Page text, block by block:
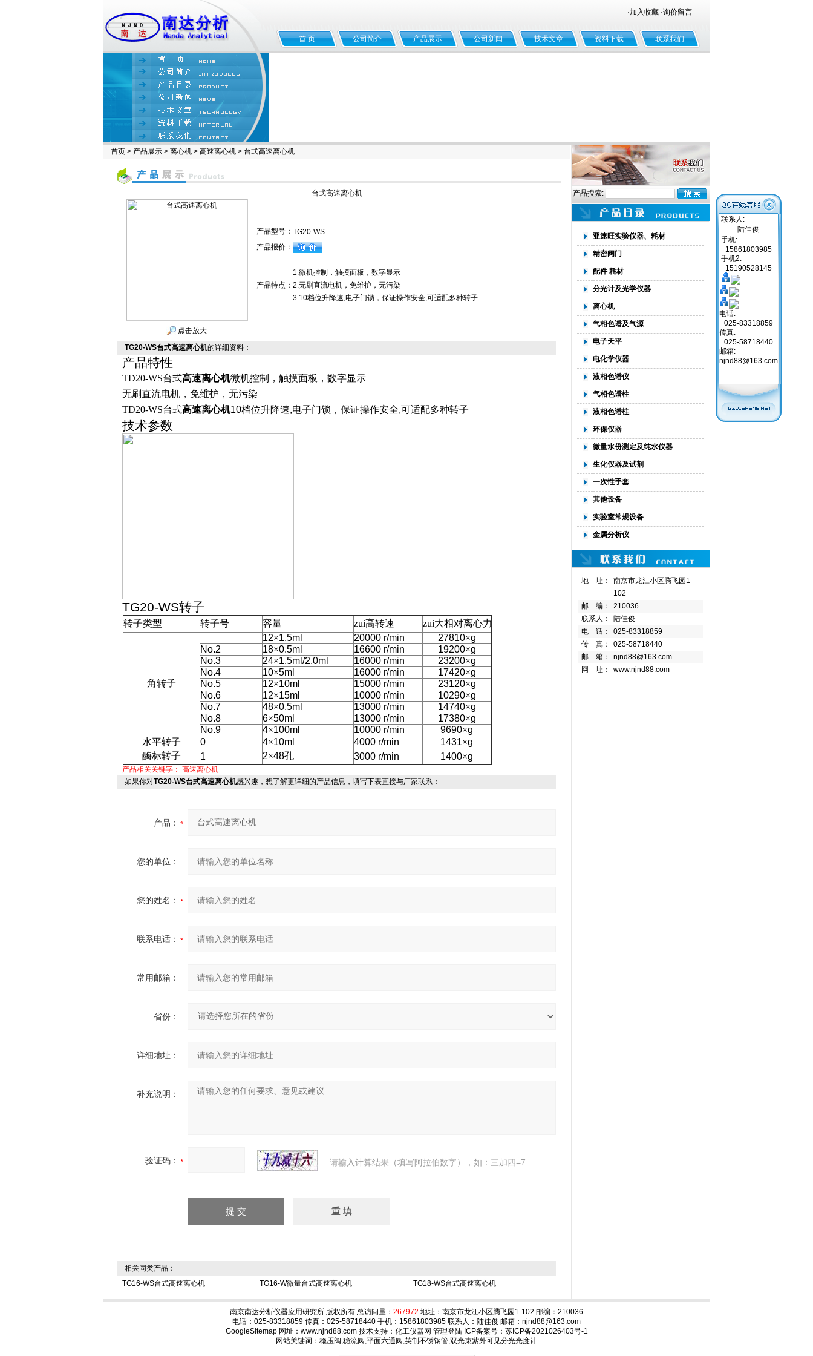
·加入收藏 ·询价留言
首 页 公司简介 产品展示 公司新闻 技术文章 资料下载 联系我们
首页> 产品展示> 离心机> 高速离心机> 台式高速离心机
台式高速离心机
点击放大
产品型号： TG20-WS
产品报价：
产品特点：
1.微机控制，触摸面板，数字显示
2.无刷直流电机，免维护，无污染
3.10档位升降速,电子门锁，保证操作安全,可适配多种转子
TG20-WS台式高速离心机的详细资料：
产品特性
TD20-WS台式高速离心机微机控制，触摸面板，数字显示
无刷直流电机，免维护，无污染
TD20-WS台式高速离心机10档位升降速,电子门锁，保证操作安全,可适配多种转子
技术参数
TG20-WS转子
转子类型 转子号 容量 zui高转速 zui大相对离心力
角转子
12×1.5ml 20000 r/min 27810×g
No.2
18×0.5ml 16600 r/min 19200×g
No.3
24×1.5ml/2.0ml 16000 r/min 23200×g
No.4
10×5ml 16000 r/min 17420×g
No.5
12×10ml 15000 r/min 23120×g
No.6
12×15ml 10000 r/min 10290×g
No.7
48×0.5ml 13000 r/min 14740×g
No.8
6×50ml 13000 r/min 17380×g
No.9
4×100ml 10000 r/min 9690×g
水平转子
0 4×10ml 4000 r/min 1431×g
酶标转子
1 2×48孔 3000 r/min 1400×g
产品相关关键字： 高速离心机
如果你对TG20-WS台式高速离心机感兴趣，想了解更详细的产品信息，填写下表直接与厂家联系：
产品：
您的单位：
您的姓名：
联系电话：
常用邮箱：
省份：
详细地址：
补充说明：
验证码： 请输入计算结果（填写阿拉伯数字），如：三加四=7
相关同类产品：
TG16-WS台式高速离心机
TG16-W微量台式高速离心机 TG18-WS台式高速离心机
产品搜索:
亚速旺实验仪器、耗材
精密阀门
配件 耗材
分光计及光学仪器
离心机
气相色谱及气源
电子天平
电化学仪器
液相色谱仪
气相色谱柱
液相色谱柱
环保仪器
微量水份测定及纯水仪器
生化仪器及试剂
一次性手套
其他设备
实验室常规设备
金属分析仪
地 址：
南京市龙江小区腾飞园1-
102
邮 编：
210036
联系人：
陆佳俊
电 话：
025-83318859
传 真：
025-58718440
邮 箱：
njnd88@163.com
网 址：
www.njnd88.com
南京南达分析仪器应用研究所 版权所有 总访问量： 267972 地址：南京市龙江小区腾飞园1-102 邮编：210036
电话：025-83318859 传真：025-58718440 手机：15861803985 联系人：陆佳俊 邮箱： njnd88@163.com
GoogleSitemap网址：www.njnd88.com 技术支持： 化工仪器网 管理登陆ICP备案号： 苏ICP备2021026403号-1
网站关键词：稳压阀,稳流阀,平面六通阀,英制不锈钢管,双光束紫外可见分光光度计
联系人:
陆佳俊
手机:
15861803985
手机2:
15190528145
电话:
025-83318859
传真:
025-58718440
邮箱:
njnd88@163.com